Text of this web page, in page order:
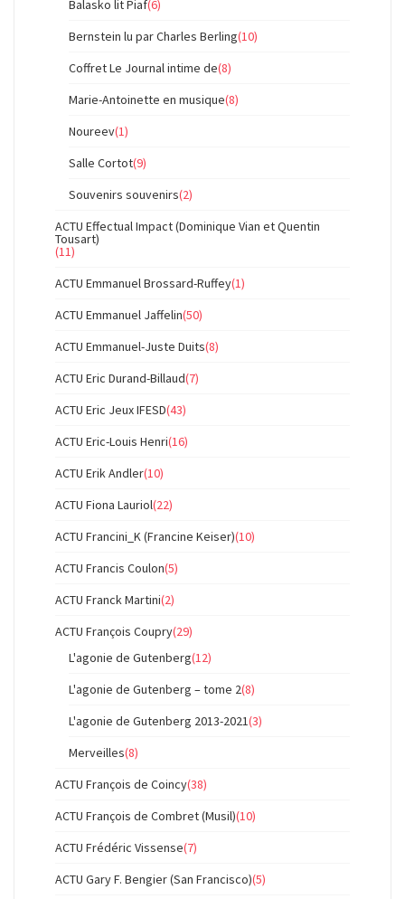
Balasko lit Piaf(6)
Bernstein lu par Charles Berling(10)
Coffret Le Journal intime de(8)
Marie-Antoinette en musique(8)
Noureev(1)
Salle Cortot(9)
Souvenirs souvenirs(2)
ACTU Effectual Impact (Dominique Vian et Quentin
Tousart)
(11)
ACTU Emmanuel Brossard-Ruffey(1)
ACTU Emmanuel Jaffelin(50)
ACTU Emmanuel-Juste Duits(8)
ACTU Eric Durand-Billaud(7)
ACTU Eric Jeux IFESD(43)
ACTU Eric-Louis Henri(16)
ACTU Erik Andler(10)
ACTU Fiona Lauriol(22)
ACTU Francini_K (Francine Keiser)(10)
ACTU Francis Coulon(5)
ACTU Franck Martini(2)
ACTU François Coupry(29)
L'agonie de Gutenberg(12)
L'agonie de Gutenberg – tome 2(8)
L'agonie de Gutenberg 2013-2021(3)
Merveilles(8)
ACTU François de Coincy(38)
ACTU François de Combret (Musil)(10)
ACTU Frédéric Vissense(7)
ACTU Gary F. Bengier (San Francisco)(5)